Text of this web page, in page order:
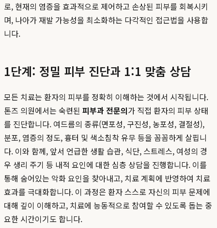
로, 현재의 염증을 효과적으로 제어하고 손상된 피부를 회복시키
며, 나아가 재발 가능성을 최소화하는 다각적인 접근법을 사용합
니다.
1단계: 정밀 피부 진단과 1:1 맞춤 상담
모든 치료는 환자의 피부를 정확히 이해하는 것에서 시작됩니다.
톤즈 의원에서는 숙련된 피부과 전문의가 직접 환자의 피부 상태
를 진단합니다. 여드름의 종류(면포성, 구진성, 농포성, 결절성),
분포, 염증의 정도, 흉터 및 색소침착 유무 등을 꼼꼼하게 살핍니
다. 이와 함께, 앞서 언급한 생활 습관, 식단, 스트레스, 여성의 경
우 생리 주기 등 내적 요인에 대한 심층 상담을 진행합니다. 이를
통해 숨어있는 악화 요인을 찾아내고, 치료 계획에 반영하여 치료
효과를 극대화합니다. 이 과정은 환자 스스로 자신의 피부 문제에
대해 깊이 이해하고, 치료에 능동적으로 참여할 수 있도록 돕는 중
요한 시간이기도 합니다.